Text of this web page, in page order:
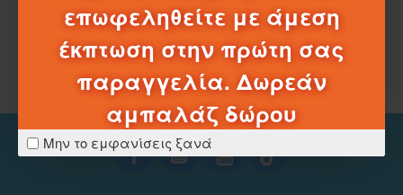
επωφεληθείτε με άμεση
έκπτωση στην πρώτη σας
παραγγελία. Δωρεάν
αμπαλάζ δώρου
Μην το εμφανίσεις ξανά
ΣΥΝΈΧΕΙΑ